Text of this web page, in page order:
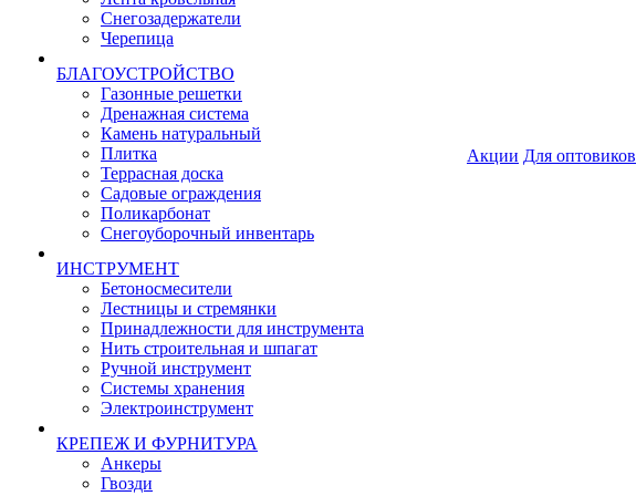
Снегозадержатели
Черепица
БЛАГОУСТРОЙСТВО
Газонные решетки
Дренажная система
Камень натуральный
Плитка
Террасная доска
Садовые ограждения
Поликарбонат
Снегоуборочный инвентарь
ИНСТРУМЕНТ
Бетоносмесители
Лестницы и стремянки
Принадлежности для инструмента
Нить строительная и шпагат
Ручной инструмент
Системы хранения
Электроинструмент
КРЕПЕЖ И ФУРНИТУРА
Анкеры
Гвозди
Акции Для оптовиков